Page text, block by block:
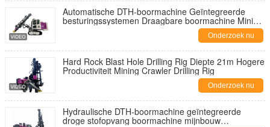
Automatische DTH-boormachine Geïntegreerde
besturingssystemen Draagbare boormachine Mining
Onderzoek nu
Hard Rock Blast Hole Drilling Rig Diepte 21m Hogere
Productiviteit Mining Crawler Drilling Rig
Onderzoek nu
Hydraulische DTH-boormachine geïntegreerde
droge stofopvang boormachine mijnbouw